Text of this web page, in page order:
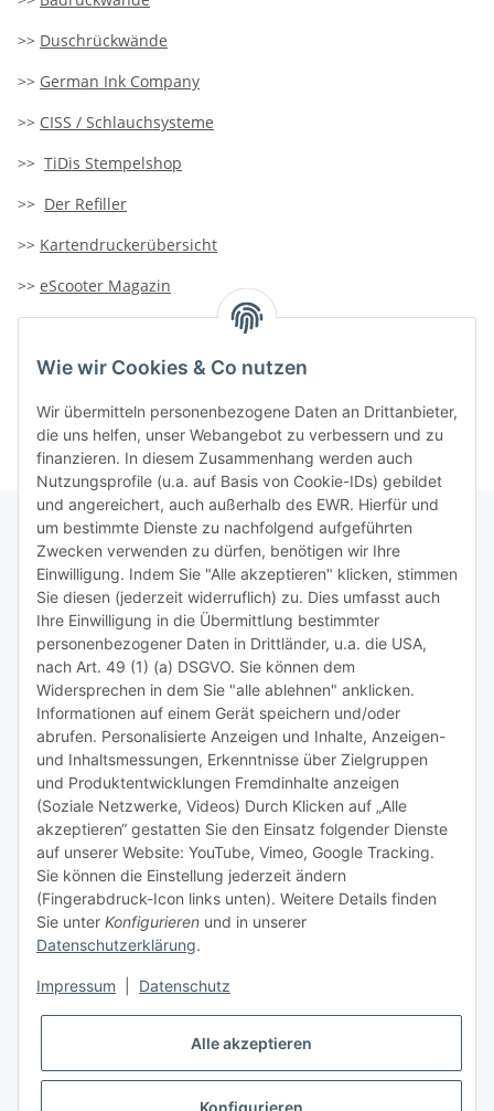
>> Duschrückwände
>> German Ink Company
>> CISS / Schlauchsysteme
>> TiDis Stempelshop
>> Der Refiller
>> Kartendruckerübersicht
>> eScooter Magazin
>>Containersucher
>>Goldinfoseite
TiDis Lizenzsystem
Meist besuchte Seiten:
Tipps & Tricks rund um Sublimation
TiDis Videos auf Youtube
Nachfüllpreise für Druckerpatronen
Refillservice Patronen verpacken
TiDis Druckerwerkstatt
TiDis PC & Notebookwerkstatt
TiDis eScooter Werkstatt
GIC (German Ink Company)
Der Refiller (Infoportal)
Wie wir Cookies & Co nutzen
Wir übermitteln personenbezogene Daten an Drittanbieter,
die uns helfen, unser Webangebot zu verbessern und zu
finanzieren. In diesem Zusammenhang werden auch
Nutzungsprofile (u.a. auf Basis von Cookie-IDs) gebildet
und angereichert, auch außerhalb des EWR. Hierfür und
um bestimmte Dienste zu nachfolgend aufgeführten
Zwecken verwenden zu dürfen, benötigen wir Ihre
Einwilligung. Indem Sie "Alle akzeptieren" klicken, stimmen
Sie diesen (jederzeit widerruflich) zu. Dies umfasst auch
Ihre Einwilligung in die Übermittlung bestimmter
personenbezogener Daten in Drittländer, u.a. die USA,
nach Art. 49 (1) (a) DSGVO. Sie können dem
Widersprechen in dem Sie "alle ablehnen" anklicken.
Informationen auf einem Gerät speichern und/oder
abrufen. Personalisierte Anzeigen und Inhalte, Anzeigen-
und Inhaltsmessungen, Erkenntnisse über Zielgruppen
und Produktentwicklungen Fremdinhalte anzeigen
(Soziale Netzwerke, Videos) Durch Klicken auf „Alle
akzeptieren“ gestatten Sie den Einsatz folgender Dienste
auf unserer Website: YouTube, Vimeo, Google Tracking.
Sie können die Einstellung jederzeit ändern
(Fingerabdruck-Icon links unten). Weitere Details finden
Sie unter Konfigurieren und in unserer
Datenschutzerklärung.
Impressum Datenschutz
Alle akzeptieren